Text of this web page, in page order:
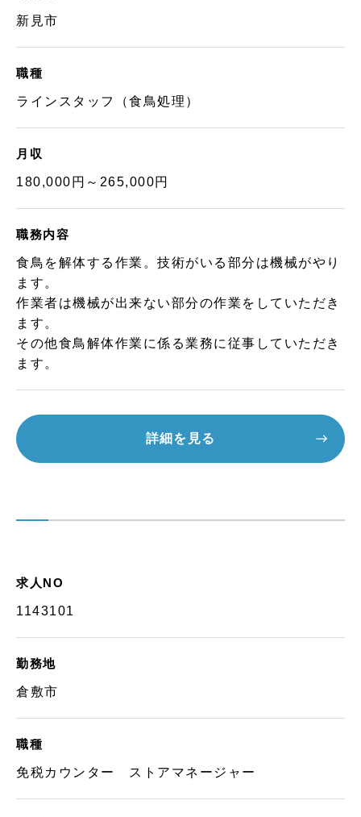
新見市
職種
ラインスタッフ（食鳥処理）
月収
180,000円～265,000円
職務内容
食鳥を解体する作業。技術がいる部分は機械がやり
ます。
作業者は機械が出来ない部分の作業をしていただき
ます。
その他食鳥解体作業に係る業務に従事していただき
ます。
詳細を見る
求人NO
1143101
勤務地
倉敷市
職種
免税カウンター ストアマネージャー